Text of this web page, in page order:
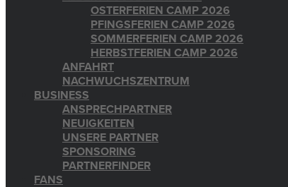
OSTERFERIEN CAMP 2026
PFINGSFERIEN CAMP 2026
SOMMERFERIEN CAMP 2026
HERBSTFERIEN CAMP 2026
ANFAHRT
NACHWUCHSZENTRUM
BUSINESS
ANSPRECHPARTNER
NEUIGKEITEN
UNSERE PARTNER
SPONSORING
PARTNERFINDER
FANS